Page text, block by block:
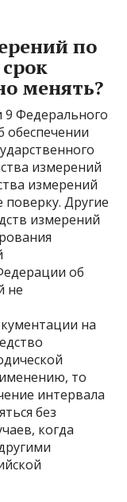
по
менять?
9 Федерального
обеспечении
измерений
измерений
Другие
измерений
об
не
на
то
интервала
без
когда